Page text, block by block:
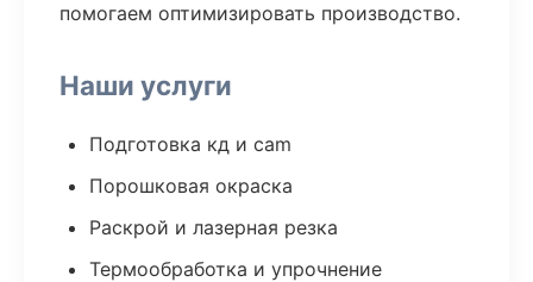
помогаем оптимизировать производство.
Наши услуги
Подготовка кд и cam
Порошковая окраска
Раскрой и лазерная резка
Термообработка и упрочнение